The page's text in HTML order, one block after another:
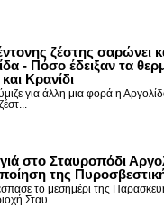
ζέστης σαρώνει
- Πόσο έδειξαν τα
Κρανίδι
για άλλη μια φορά η
στο Σταυροπόδι
της
το μεσημέρι της
Σταυ...